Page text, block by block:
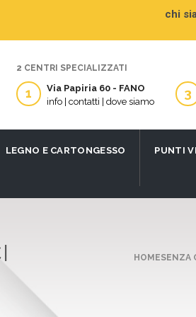
chi
2 CENTRI SPECIALIZZATI
1
Via Papiria 60 - FANO
info | contatti | dove siamo
3
LEGNO E CARTONGESSO PUNTI
HOMESENZA